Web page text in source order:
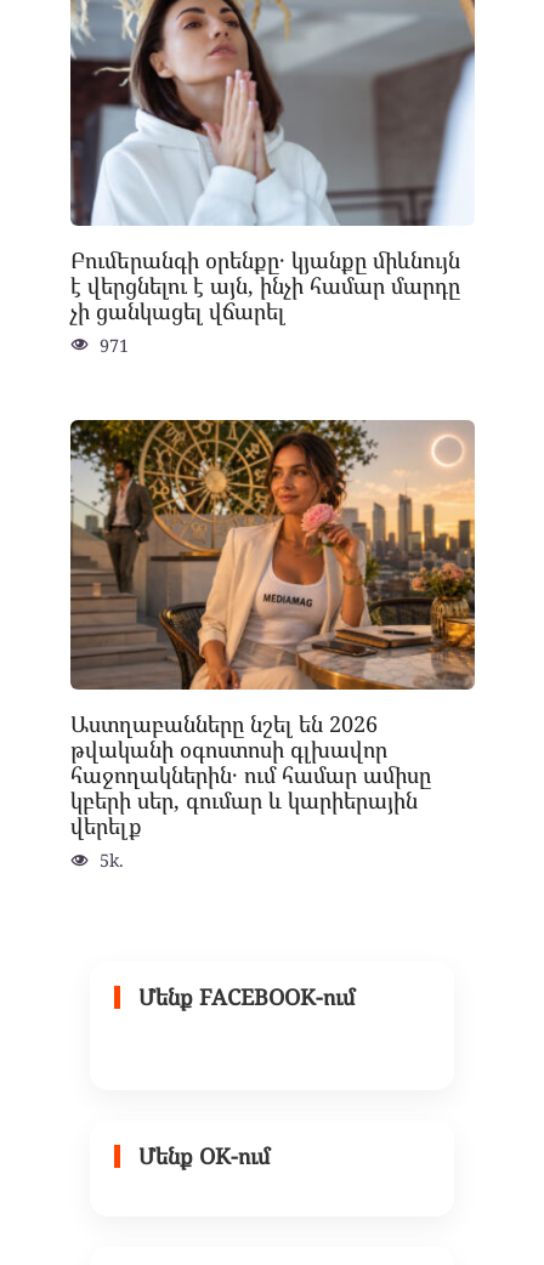
Բումերանգի օրենքը․ կյանքը միևնույն
է վերցնելու է այն, ինչի համար մարդը
չի ցանկացել վճարել
971
Աստղաբանները նշել են 2026
թվականի օգոստոսի գլխավոր
հաջողակներին․ ում համար ամիսը
կբերի սեր, գումար և կարիերային
վերելք
5k.
Մենք FACEBOOK-ում
Մենք OK-ում